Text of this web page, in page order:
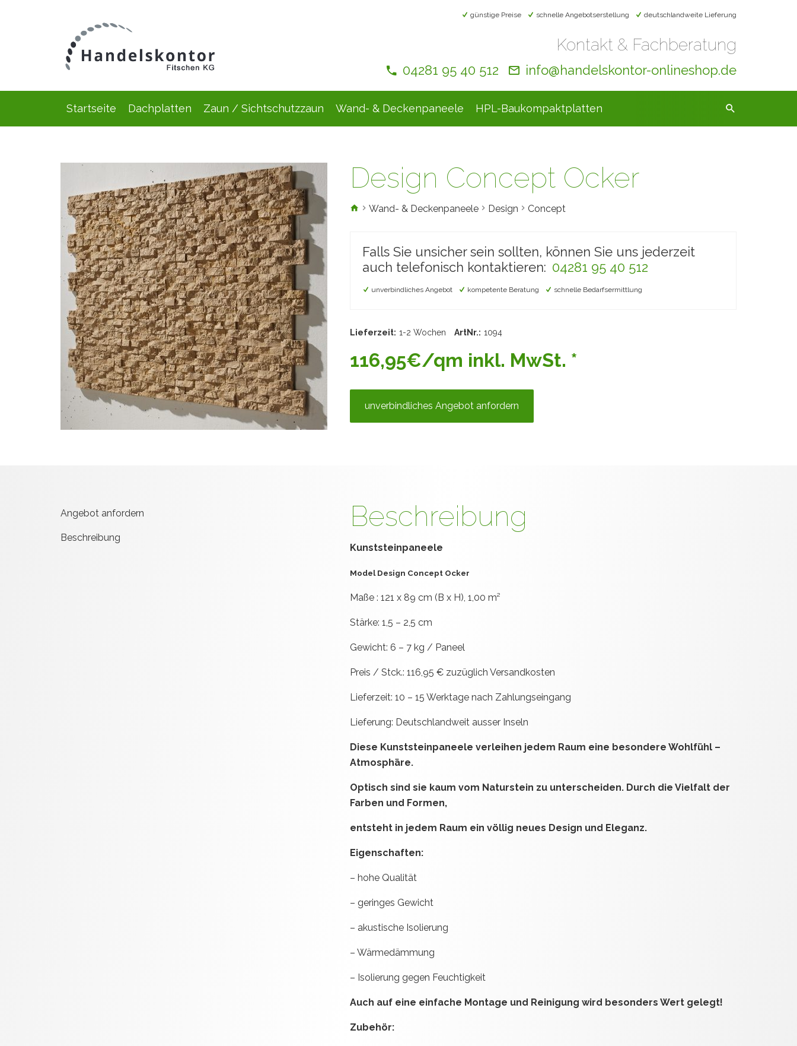
günstige Preise schnelle Angebotserstellung deutschlandweite Lieferung
Kontakt & Fachberatung
04281 95 40 512 info@handelskontor-onlineshop.de
Startseite Dachplatten Zaun / Sichtschutzzaun Wand- & Deckenpaneele HPL-Baukompaktplatten
Design Concept Ocker
Wand- & Deckenpaneele Design Concept
Falls Sie unsicher sein sollten, können Sie uns jederzeit
auch telefonisch kontaktieren: 04281 95 40 512
unverbindliches Angebot kompetente Beratung schnelle Bedarfsermittlung
Lieferzeit: 1-2 Wochen ArtNr.: 1094
116,95€/qm inkl. MwSt. *
unverbindliches Angebot anfordern
Angebot anfordern
Beschreibung
Beschreibung
Kunststeinpaneele
Model Design Concept Ocker
Maße : 121 x 89 cm (B x H), 1,00 m²
Stärke: 1,5 – 2,5 cm
Gewicht: 6 – 7 kg / Paneel
Preis / Stck.: 116,95 € zuzüglich Versandkosten
Lieferzeit: 10 – 15 Werktage nach Zahlungseingang
Lieferung: Deutschlandweit ausser Inseln
Diese Kunststeinpaneele verleihen jedem Raum eine besondere Wohlfühl –
Atmosphäre.
Optisch sind sie kaum vom Naturstein zu unterscheiden. Durch die Vielfalt der
Farben und Formen,
entsteht in jedem Raum ein völlig neues Design und Eleganz.
Eigenschaften:
– hohe Qualität
– geringes Gewicht
– akustische Isolierung
– Wärmedämmung
– Isolierung gegen Feuchtigkeit
Auch auf eine einfache Montage und Reinigung wird besonders Wert gelegt!
Zubehör: